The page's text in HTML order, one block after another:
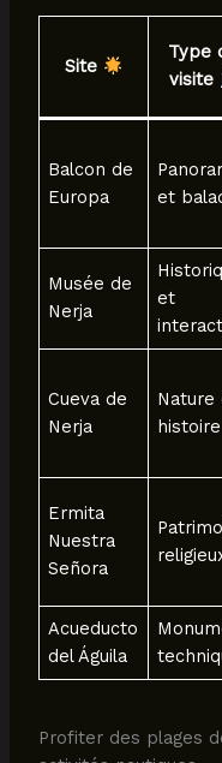
Site
Type
visite
Balcon de
Europa
et
Musée de
Nerja
et
Cueva de
Nerja
Nature
histoire
Ermita
Nuestra
Señora
Acueducto
del Águila
Profiter des plages